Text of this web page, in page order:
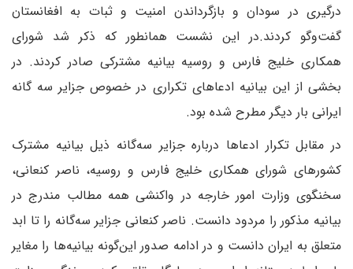
درگیری در سودان و بازگرداندن امنیت و ثبات به افغانستان
گفت‌وگو کردند.در این نشست همانطور که ذکر شد شورای
همکاری خلیج فارس و روسیه بیانیه مشترکی صادر کردند. در
بخشی از این بیانیه ادعاهای تکراری در خصوص جزایر سه گانه
ایرانی بار دیگر مطرح شده بود.
در مقابل تکرار ادعاها درباره جزایر سه‌گانه ذیل بیانیه مشترک
کشورهای شورای همکاری خلیج فارس و روسیه، ناصر کنعانی،
سخنگوی وزارت امور خارجه در واکنشی همه مطالب مندرج در
بیانیه مذکور را مردود دانست. ناصر کنعانی جزایر سه‌گانه را تا ابد
متعلق به ایران دانست و در ادامه صدور این‌گونه بیانیه‌ها را مغایر